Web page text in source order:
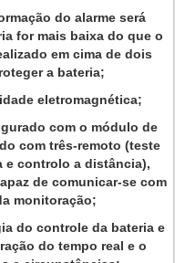
do alarme será
for mais baixa do que o
em cima de dois
a bateria;
eletromagnética;
com o módulo de
com três-remoto (teste
e controlo a distância),
de comunicar-se com
monitoração;
do controle da bateria e
do tempo real e o